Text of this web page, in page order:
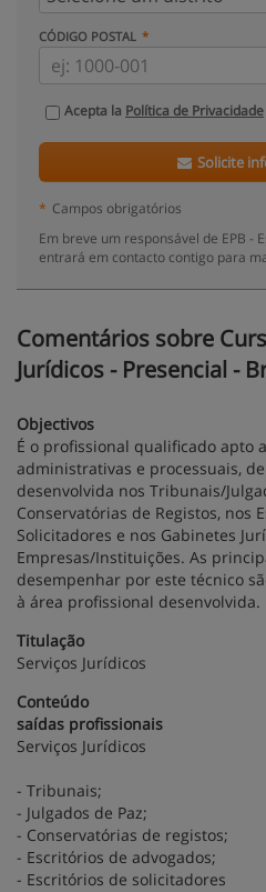
CÓDIGO POSTAL
Acepta la Política de Privacidade
Solicite
* Campos obrigatórios
Em breve um responsável de EPB -
entrará em contacto contigo para
Comentários sobre
Jurídicos - Presencial -
Objectivos
É o profissional qualificado apto
administrativas e processuais,
desenvolvida nos Tribunais/
Conservatórias de Registos, nos
Solicitadores e nos Gabinetes
Empresas/Instituições. As
desempenhar por este técnico
à área profissional desenvolvida.
Titulação
Serviços Jurídicos
Conteúdo
saídas profissionais
Serviços Jurídicos
- Tribunais;
- Julgados de Paz;
- Conservatórias de registos;
- Escritórios de advogados;
- Escritórios de solicitadores